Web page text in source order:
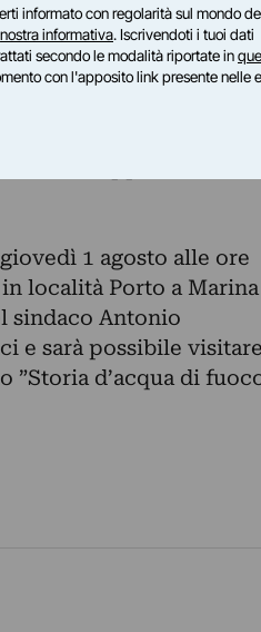
di Siena, sono
fasi di
Tali scansioni
e centri ricerca
sito sviluppato da
1 agosto alle ore
località Porto a Marina
sindaco Antonio
e sarà possibile
”Storia d’acqua di
informato con regolarità sul mondo
nostra informativa. Iscrivendoti i tuoi dati
secondo le modalità riportate in
con l'apposito link presente nelle